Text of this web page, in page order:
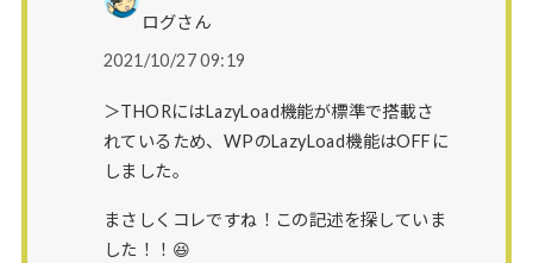
ログさん
2021/10/27 09:19
＞THORにはLazyLoad機能が標準で搭載さ
れているため、WPのLazyLoad機能はOFFに
しました。
まさしくコレですね！この記述を探していま
した！！😆